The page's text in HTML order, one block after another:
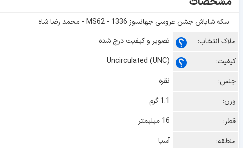
سکه شاباش جشن عروسی جهانسوز 1336 - MS62 - محمد رضا شاه
ملاک انتخاب:
تصویر و کیفیت درج شده
کیفیت:
Uncirculated (UNC)
جنس:
نقره
وزن:
1.1 گرم
قطر:
16 میلیمتر
منطقه:
آسیا